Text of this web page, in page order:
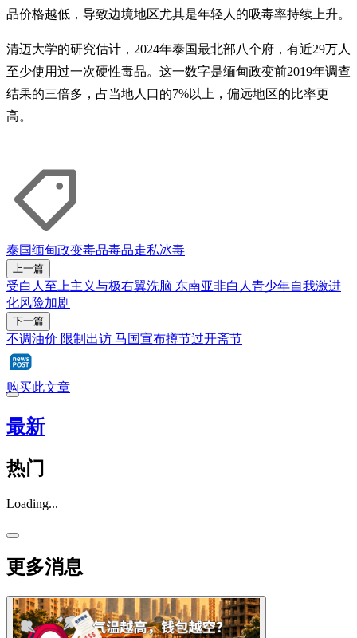
品价格越低，导致边境地区尤其是年轻人的吸毒率持续上升。
清迈大学的研究估计，2024年泰国最北部八个府，有近29万人
至少使用过一次硬性毒品。这一数字是缅甸政变前2019年调查
结果的三倍多，占当地人口的7%以上，偏远地区的比率更
高。
泰国缅甸政变毒品毒品走私冰毒
上一篇
受白人至上主义与极右翼洗脑 东南亚非白人青少年自我激进
化风险加剧
下一篇
不调油价 限制出访 马国宣布撙节过开斋节
购买此文章
最新
热门
Loading...
更多消息